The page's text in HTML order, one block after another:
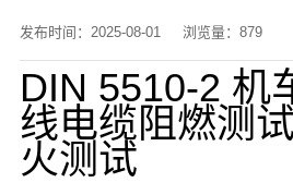
职位招聘
发布时间：2025-08-01 浏览量：879
DIN 5510-2 机
线电缆阻燃测
火测试